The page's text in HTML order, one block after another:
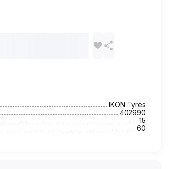
IKON Tyres
402990
15
60